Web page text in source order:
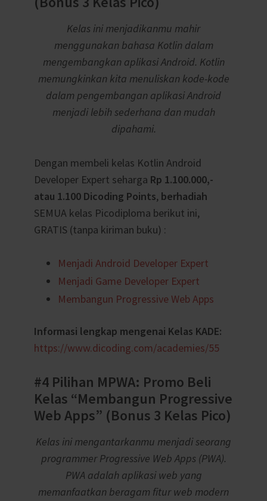
Kelas ini menjadikanmu mahir
menggunakan bahasa Kotlin dalam
mengembangkan aplikasi Android. Kotlin
memungkinkan kita menuliskan kode-kode
dalam pengembangan aplikasi Android
menjadi lebih sederhana dan mudah
dipahami.
Dengan membeli kelas Kotlin Android
Developer Expert seharga Rp 1.100.000,-
atau 1.100 Dicoding Points, berhadiah
SEMUA kelas Picodiploma berikut ini,
GRATIS (tanpa kiriman buku) :
Menjadi Android Developer Expert
Menjadi Game Developer Expert
Membangun Progressive Web Apps
Informasi lengkap mengenai Kelas KADE:
https://www.dicoding.com/academies/55
#4 Pilihan MPWA: Promo Beli
Kelas “Membangun Progressive
Web Apps” (Bonus 3 Kelas Pico)
Kelas ini mengantarkanmu menjadi seorang
programmer Progressive Web Apps (PWA).
PWA adalah aplikasi web yang
memanfaatkan beragam fitur web modern